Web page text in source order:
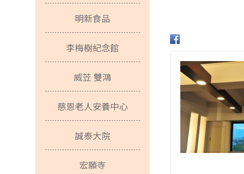
明新食品
李梅樹紀念館
威苙 雙鴻
慈恩老人安養中心
誠泰大院
宏願寺